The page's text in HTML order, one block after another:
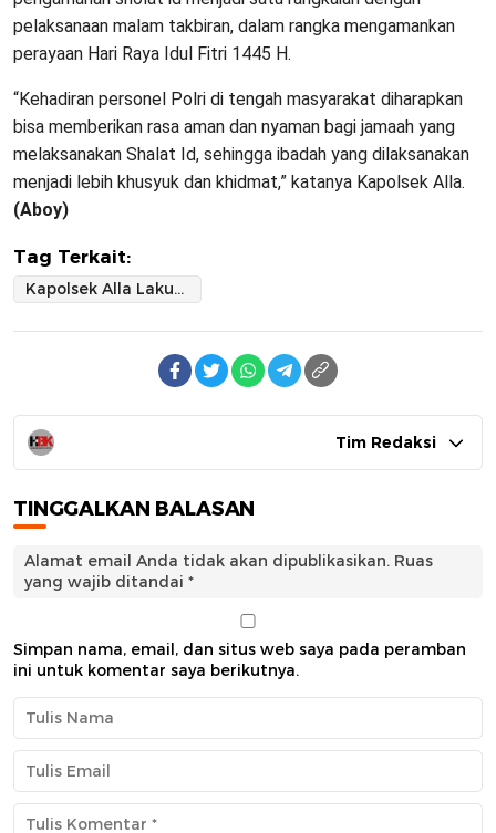
pelaksanaan malam takbiran, dalam rangka mengamankan
perayaan Hari Raya Idul Fitri 1445 H.
“Kehadiran personel Polri di tengah masyarakat diharapkan
bisa memberikan rasa aman dan nyaman bagi jamaah yang
melaksanakan Shalat Id, sehingga ibadah yang dilaksanakan
menjadi lebih khusyuk dan khidmat,” katanya Kapolsek Alla.
(Aboy)
Tag Terkait:
Kapolsek Alla Lakukan Pengamanan Sholat Idul Fitri 1445 Hijriah
Tim Redaksi
TINGGALKAN BALASAN
Alamat email Anda tidak akan dipublikasikan. Ruas
yang wajib ditandai *
Simpan nama, email, dan situs web saya pada peramban
ini untuk komentar saya berikutnya.